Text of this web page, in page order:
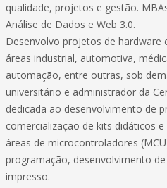
qualidade, projetos e gestão.
Análise de Dados e Web 3.0.
Desenvolvo projetos de hardware
áreas industrial, automotiva,
automação, entre outras, sob
universitário e administrador da
dedicada ao desenvolvimento de
comercialização de kits didáticos
áreas de microcontroladores
programação, desenvolvimento
impresso.